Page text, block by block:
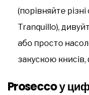
(порівняйте
Tranquillo),
або просто
закускою
Prosecco у